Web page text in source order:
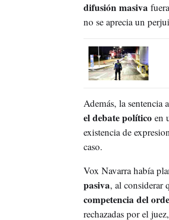
difusión masiva
no se aprecia un
Además, la
el debate político en
existencia de
caso.
Vox Navarra había
pasiva, al considerar
competencia del
rechazadas por el